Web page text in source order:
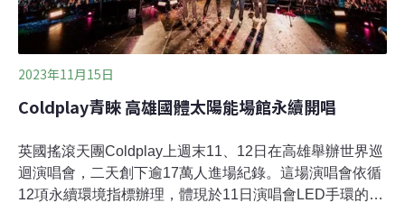
2023年11月15日
Coldplay青睞 高雄國體太陽能場館永續開唱
英國搖滾天團Coldplay上週末11、12日在高雄舉辦世界巡
迴演唱會，二天創下逾17萬人進場紀錄。這場演唱會依循
12項永續環境指標辦理，體現於11日演唱會LED手環的回